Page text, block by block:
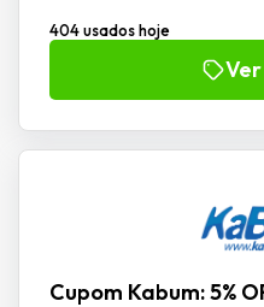
404 usados hoje
Cupom Kabum: 5%